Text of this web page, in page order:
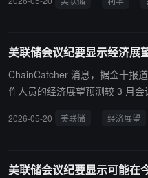
美联储会议纪要显示经济展
ChainCatcher 消息，据金十报
作人员的经济展望预测较 3 月会
2026-05-20 美联储 经济展望
美联储会议纪要显示可能在